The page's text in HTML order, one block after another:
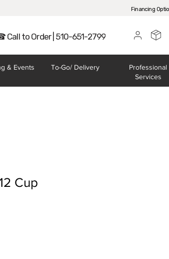
Financing
Call to Order | 510-651-2799
& Events To-Go/Delivery
Professional
Services
Cup